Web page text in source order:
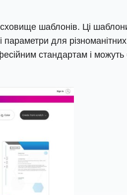
шаблонів. Ці
для
стандартам і можуть